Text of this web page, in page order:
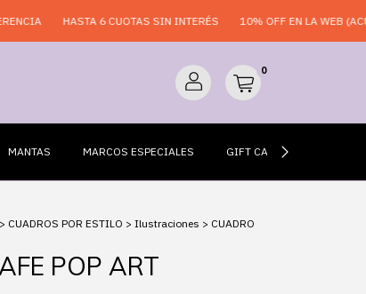
HASTA 6 CUOTAS SIN INTERÉS 10% OFF EN LA WEB
0
MANTAS MARCOS ESPECIALES GIFT CARDS
> CUADROS POR ESTILO > Ilustraciones > CUADRO
POP ART